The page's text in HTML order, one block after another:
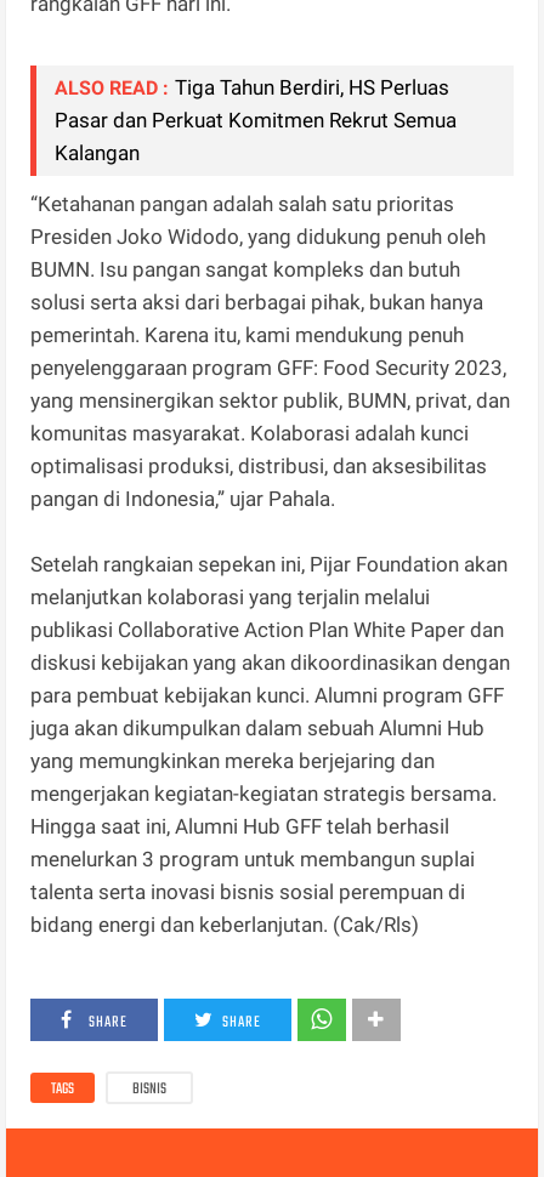
ALSO READ : Tiga Tahun Berdiri, HS Perluas
Pasar dan Perkuat Komitmen Rekrut Semua
Kalangan
“Ketahanan pangan adalah salah satu prioritas
Presiden Joko Widodo, yang didukung penuh oleh
BUMN. Isu pangan sangat kompleks dan butuh
solusi serta aksi dari berbagai pihak, bukan hanya
pemerintah. Karena itu, kami mendukung penuh
penyelenggaraan program GFF: Food Security 2023,
yang mensinergikan sektor publik, BUMN, privat, dan
komunitas masyarakat. Kolaborasi adalah kunci
optimalisasi produksi, distribusi, dan aksesibilitas
pangan di Indonesia,” ujar Pahala.
Setelah rangkaian sepekan ini, Pijar Foundation akan
melanjutkan kolaborasi yang terjalin melalui
publikasi Collaborative Action Plan White Paper dan
diskusi kebijakan yang akan dikoordinasikan dengan
para pembuat kebijakan kunci. Alumni program GFF
juga akan dikumpulkan dalam sebuah Alumni Hub
yang memungkinkan mereka berjejaring dan
mengerjakan kegiatan-kegiatan strategis bersama.
Hingga saat ini, Alumni Hub GFF telah berhasil
menelurkan 3 program untuk membangun suplai
talenta serta inovasi bisnis sosial perempuan di
bidang energi dan keberlanjutan. (Cak/Rls)
SHARE SHARE
TAGS BISNIS